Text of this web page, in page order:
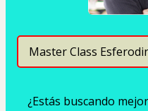
Master Class
¿Estás buscando